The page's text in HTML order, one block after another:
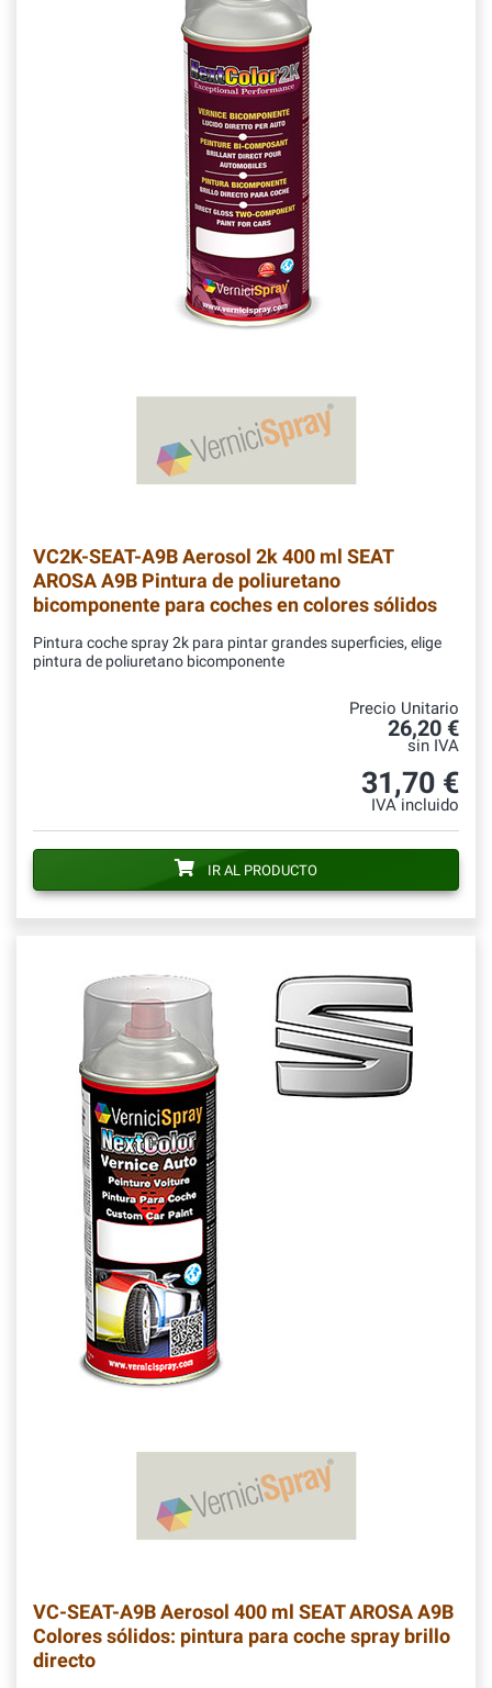
VC2K-SEAT-A9BAerosol 2k 400 ml SEAT
AROSA A9B Pintura de poliuretano
bicomponente para coches en colores sólidos
Pintura coche spray 2k para pintar grandes superficies, elige
pintura de poliuretano bicomponente
Precio Unitario
26,20 €
sin IVA
31,70 €
IVA incluido
IR AL PRODUCTO
VC-SEAT-A9BAerosol 400 ml SEAT AROSA A9B
Colores sólidos: pintura para coche spray brillo
directo